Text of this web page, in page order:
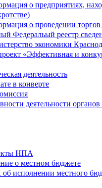
о предприятиях,
о проведении
Федеральый реестр
экономики
«Эффективная и
деятельность
в конверте
деятельности
НПА
о местном бюджете
исполнении местного